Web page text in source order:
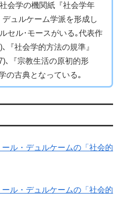
会学の機関紙『社会学年
ュルケーム学派を形成し
セル･モースがいる｡代表作
『社会学的方法の規準』
､『宗教生活の原初的形
の古典となっている｡
ール・デュルケームの「社会的
ール・デュルケームの「社会的